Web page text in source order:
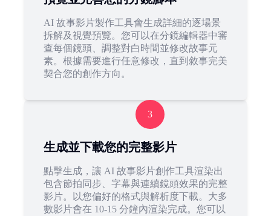
AI 故事影片製作工具會生成詳細的逐場景
拆解及視覺預覽。您可以在分鏡編輯器中審
查每個鏡頭、調整對白時間並修改故事元
素。根據需要進行任意修改，直到敘事完美
契合您的創作方向。
3
生成並下載您的完整影片
點擊生成，讓 AI 故事影片創作工具渲染出
包含節拍同步、字幕與連續鏡頭效果的完整
影片。以您偏好的格式與解析度下載。大多
數影片會在 10-15 分鐘內渲染完成。您可以